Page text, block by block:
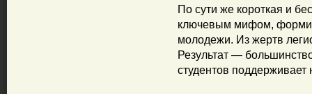
По сути же короткая и
ключевым мифом,
молодежи. Из жертв
Результат —
студентов